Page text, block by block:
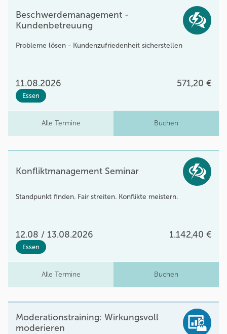
Beschwerdemanagement -
Kundenbetreuung
Probleme lösen - Kundenzufriedenheit sicherstellen
11.08.2026 571,20 €
Essen
Alle Termine Buchen
Konfliktmanagement Seminar
Standpunkt finden. Fair streiten. Konflikte meistern.
12.08 / 13.08.2026 1.142,40 €
Essen
Alle Termine Buchen
Moderationstraining: Wirkungsvoll
moderieren